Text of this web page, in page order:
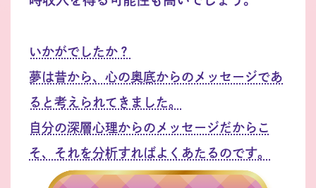
いかがでしたか？
夢は昔から、心の奥底からのメッセージであ
ると考えられてきました。
自分の深層心理からのメッセージだからこ
そ、それを分析すればよくあたるのです。